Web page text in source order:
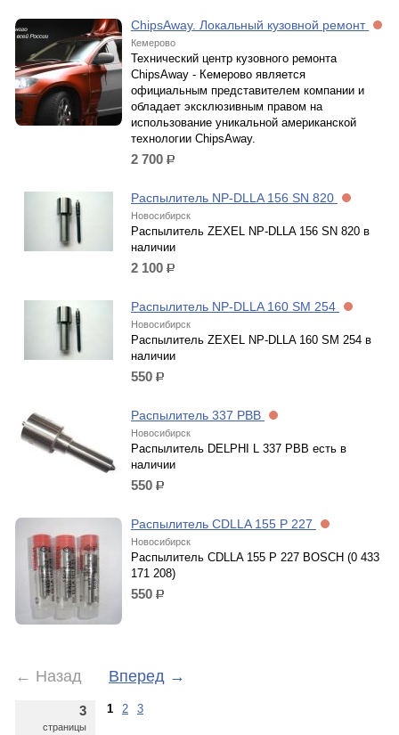
ChipsAway. Локальный кузовной ремонт
Кемерово
Технический центр кузовного ремонта
ChipsAway - Кемерово является
официальным представителем компании и
обладает эксклюзивным правом на
использование уникальной американской
технологии ChipsAway.
2 700 р.
Распылитель NP-DLLA 156 SN 820
Новосибирск
Распылитель ZEXEL NP-DLLA 156 SN 820 в
наличии
2 100 р.
Распылитель NP-DLLA 160 SM 254
Новосибирск
Распылитель ZEXEL NP-DLLA 160 SM 254 в
наличии
550 р.
Распылитель 337 PBB
Новосибирск
Распылитель DELPHI L 337 PBB есть в
наличии
550 р.
Распылитель СDLLA 155 P 227
Новосибирск
Распылитель СDLLA 155 P 227 BOSCH (0 433
171 208)
550 р.
← Назад Вперед →
3
страницы
1 2 3